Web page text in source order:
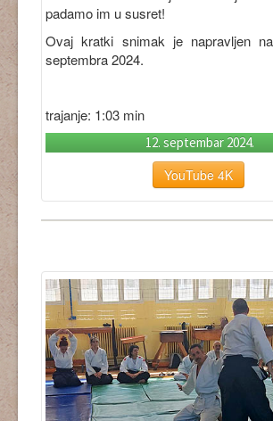
padamo im u susret!
Ovaj kratki snimak je napravljen
septembra 2024.
trajanje: 1:03 min
12. septembar 2024.
YouTube 4K